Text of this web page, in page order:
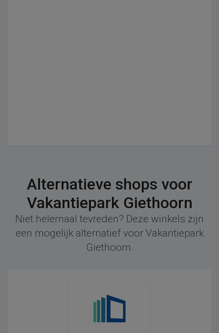
Alternatieve shops voor
Vakantiepark Giethoorn
Niet helemaal tevreden? Deze winkels zijn
een mogelijk alternatief voor Vakantiepark
Giethoorn.